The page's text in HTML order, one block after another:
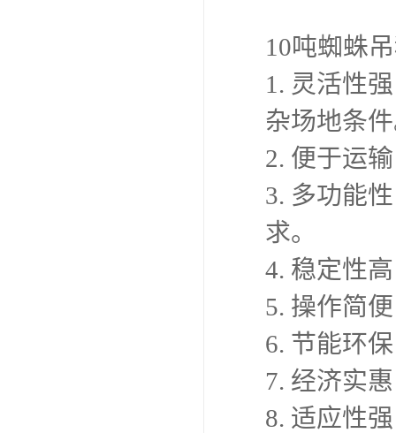
10吨蜘蛛
1. 灵活性
杂场地条
2. 便于运
3. 多功能
求。
4. 稳定性
5. 操作简
6. 节能环
7. 经济实
8. 适应性